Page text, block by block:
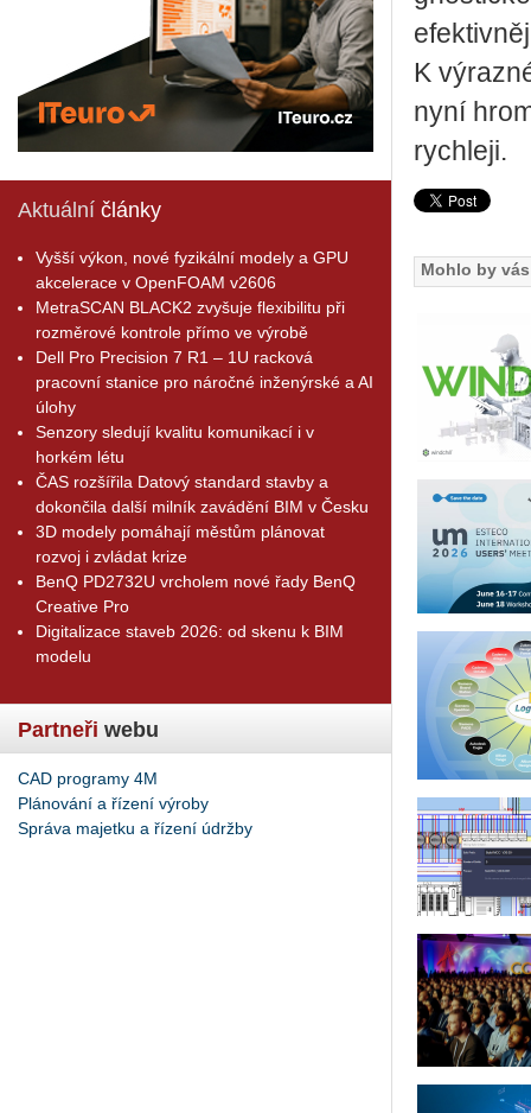
Aktuální články
Vyšší výkon, nové fyzikální modely a GPU
akcelerace v OpenFOAM v2606
MetraSCAN BLACK2 zvyšuje flexibilitu při
rozměrové kontrole přímo ve výrobě
Dell Pro Precision 7 R1 – 1U racková
pracovní stanice pro náročné inženýrské a AI
úlohy
Senzory sledují kvalitu komunikací i v
horkém létu
ČAS rozšířila Datový standard stavby a
dokončila další milník zavádění BIM v Česku
3D modely pomáhají městům plánovat
rozvoj i zvládat krize
BenQ PD2732U vrcholem nové řady BenQ
Creative Pro
Digitalizace staveb 2026: od skenu k BIM
modelu
Partneři webu
CAD programy 4M
Plánování a řízení výroby
Správa majetku a řízení údržby
K
nyní
rych­le­ji.
Mohlo by